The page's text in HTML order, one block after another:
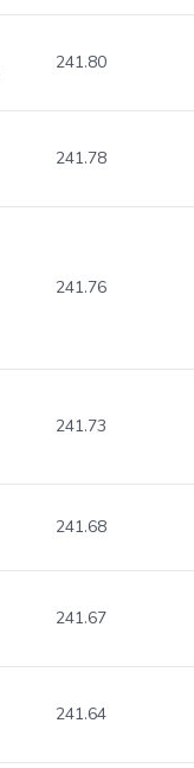
241.80
241.78
241.76
241.73
241.68
241.67
241.64